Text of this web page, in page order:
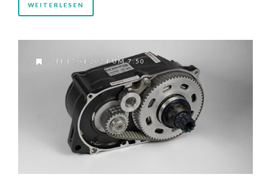
WEITERLESEN
AM 17.01.2024 UM 7:50